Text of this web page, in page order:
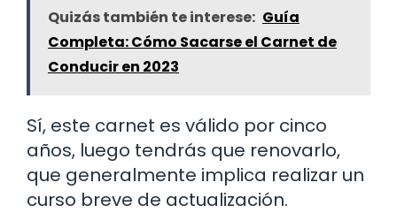
Quizás también te interese: Guía
Completa: Cómo Sacarse el Carnet de
Conducir en 2023
Sí, este carnet es válido por cinco
años, luego tendrás que renovarlo,
que generalmente implica realizar un
curso breve de actualización.